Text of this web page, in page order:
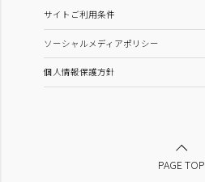
サイトご利用条件
ソーシャルメディアポリシー
個人情報保護方針
PAGE TOP